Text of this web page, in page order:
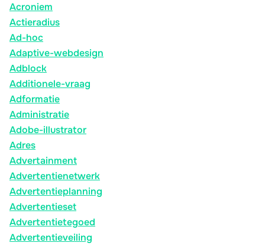
Acroniem
Actieradius
Ad-hoc
Adaptive-webdesign
Adblock
Additionele-vraag
Adformatie
Administratie
Adobe-illustrator
Adres
Advertainment
Advertentienetwerk
Advertentieplanning
Advertentieset
Advertentietegoed
Advertentieveiling